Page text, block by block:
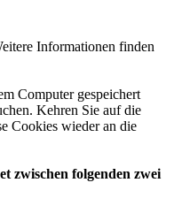
Informationen finden
Computer gespeichert
Kehren Sie auf die
Cookies wieder an die
zwischen folgenden zwei